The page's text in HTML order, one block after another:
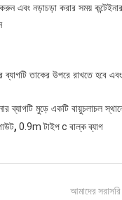
এবং নড়াচড়া করার সময়
তাকের উপরে রাখতে হবে
ব্যাগটি মুড়ে একটি বায়ুচলাচল
, 0.9m টাইপ c বাল্ক ব্যাগ
আমাদের